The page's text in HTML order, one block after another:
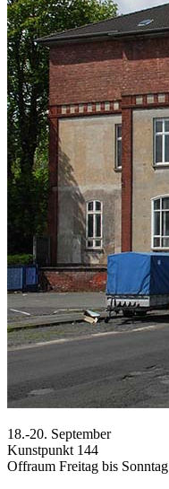
18.-20. September
Kunstpunkt 144
Offraum Freitag bis Sonntag